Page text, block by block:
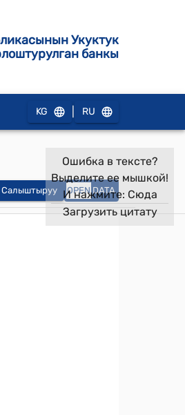
Укуктук
банкы
KG RU
Салыштыруу OPEN DATA
Ошибка в тексте?
Выделите ее мышкой!
И нажмите: Сюда
Загрузить цитату